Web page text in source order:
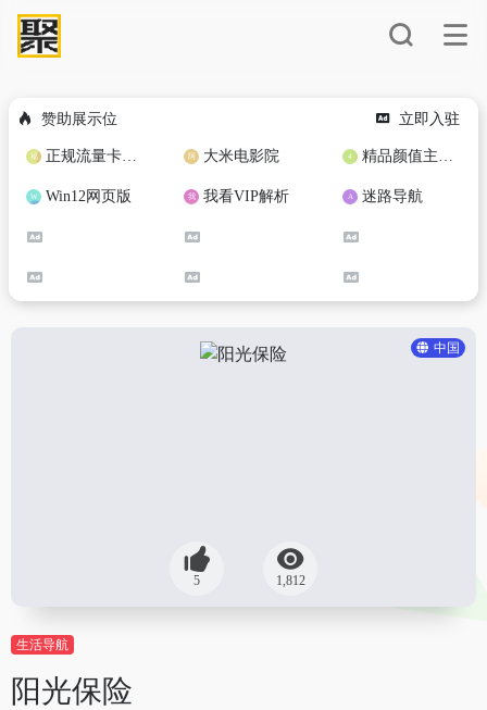
赞助展示位 立即入驻
正规流量卡免费加盟合作 大米电影院 精品颜值主播定制
Win12网页版 我看VIP解析 迷路导航
中国
5 1,812
生活导航
阳光保险